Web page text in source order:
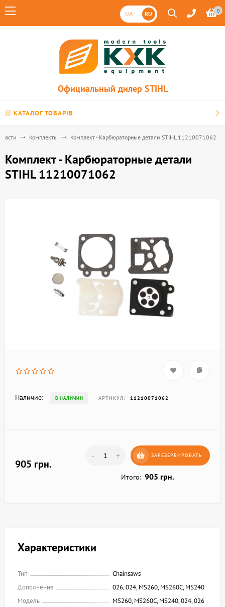
UA RU 0
Официальный дилер STIHL
КАТАЛОГ ТОВАРІВ
Комплекты Комплект - Карбюраторные детали STIHL 11210071062
Комплект - Карбюраторные детали
STIHL 11210071062
Наличие: В НАЛИЧИИ АРТИКУЛ: 11210071062
905 грн.
- + ЗАРЕЗЕРВИРОВАТЬ
Итого: 905 грн.
Характеристики
Тип
Chainsaws
Дополнение
026, 024, MS260, MS260C, MS240
Модель
MS260, MS260C, MS240, 024, 026